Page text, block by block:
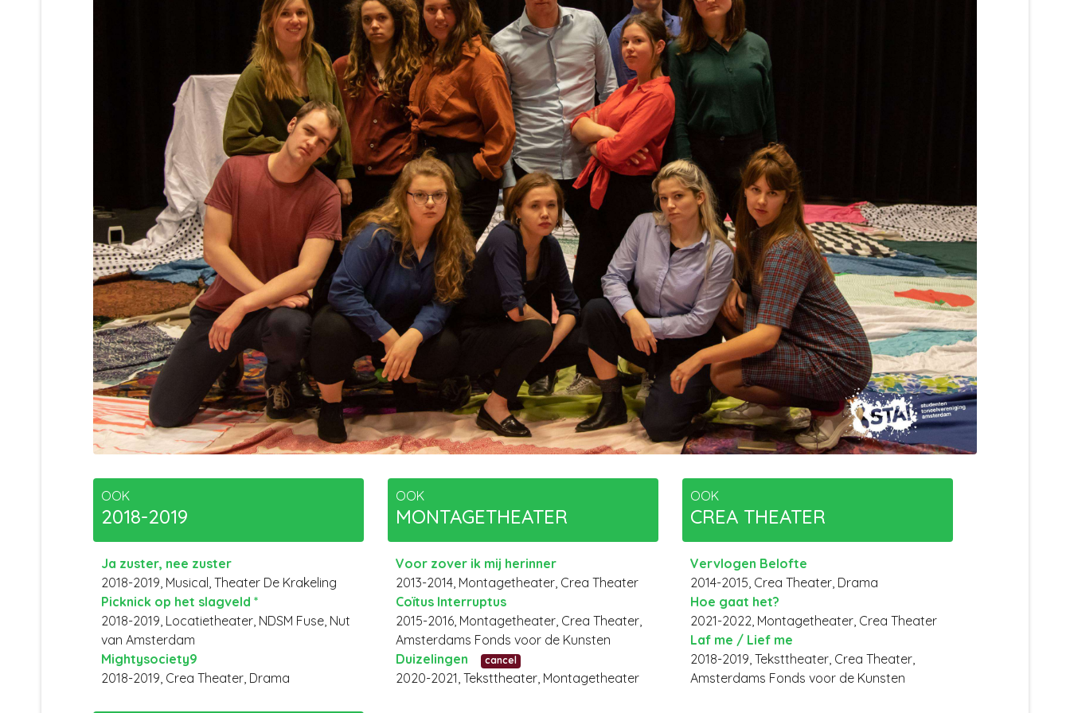
OOK
2018-2019
Ja zuster, nee zuster
2018-2019, Musical, Theater De Krakeling
Picknick op het slagveld *
2018-2019, Locatietheater, NDSM Fuse, Nut
van Amsterdam
Mightysociety9
2018-2019, Crea Theater, Drama
OOK
MONTAGETHEATER
Voor zover ik mij herinner
2013-2014, Montagetheater, Crea Theater
Coïtus Interruptus
2015-2016, Montagetheater, Crea Theater,
Amsterdams Fonds voor de Kunsten
Duizelingen
cancel
2020-2021, Teksttheater, Montagetheater
OOK
CREA THEATER
Vervlogen Belofte
2014-2015, Crea Theater, Drama
Hoe gaat het?
2021-2022, Montagetheater, Crea Theater
Laf me / Lief me
2018-2019, Teksttheater, Crea Theater,
Amsterdams Fonds voor de Kunsten